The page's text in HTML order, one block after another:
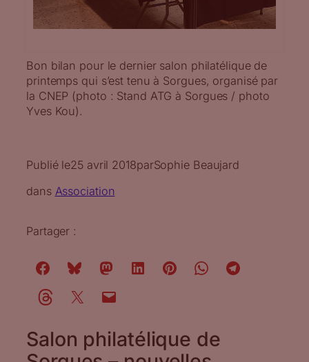
Bon bilan pour le dernier salon philatélique de
printemps qui s’est tenu à Sorgues, organisé par
la CNEP (photo : Stand ATG à Sorgues / photo
Yves Kou).
Publié le25 avril 2018parSophie Beaujard
dans Association
Partager :
Salon philatélique de